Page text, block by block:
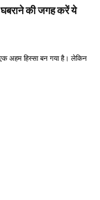
घबराने की जगह करें ये
अहम हिस्सा बन गया है। लेकिन